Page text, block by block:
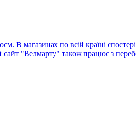
В магазинах по всій країні
сайт "Велмарту" також працює з